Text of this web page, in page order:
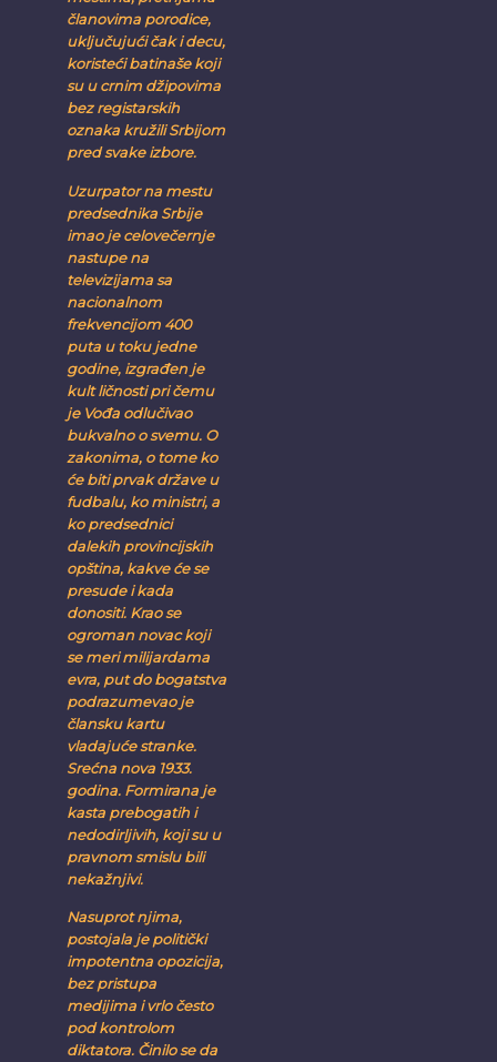
članovima porodice,
uključujući čak i decu,
koristeći batinaše koji
su u crnim džipovima
bez registarskih
oznaka kružili Srbijom
pred svake izbore.
Uzurpator na mestu
predsednika Srbije
imao je celovečernje
nastupe na
televizijama sa
nacionalnom
frekvencijom 400
puta u toku jedne
godine, izgrađen je
kult ličnosti pri čemu
je Vođa odlučivao
bukvalno o svemu. O
zakonima, o tome ko
će biti prvak države u
fudbalu, ko ministri, a
ko predsednici
dalekih provincijskih
opština, kakve će se
presude i kada
donositi. Krao se
ogroman novac koji
se meri milijardama
evra, put do bogatstva
podrazumevao je
člansku kartu
vladajuće stranke.
Srećna nova 1933.
godina. Formirana je
kasta prebogatih i
nedodirljivih, koji su u
pravnom smislu bili
nekažnjivi.
Nasuprot njima,
postojala je politički
impotentna opozicija,
bez pristupa
medijima i vrlo često
pod kontrolom
diktatora. Činilo se da